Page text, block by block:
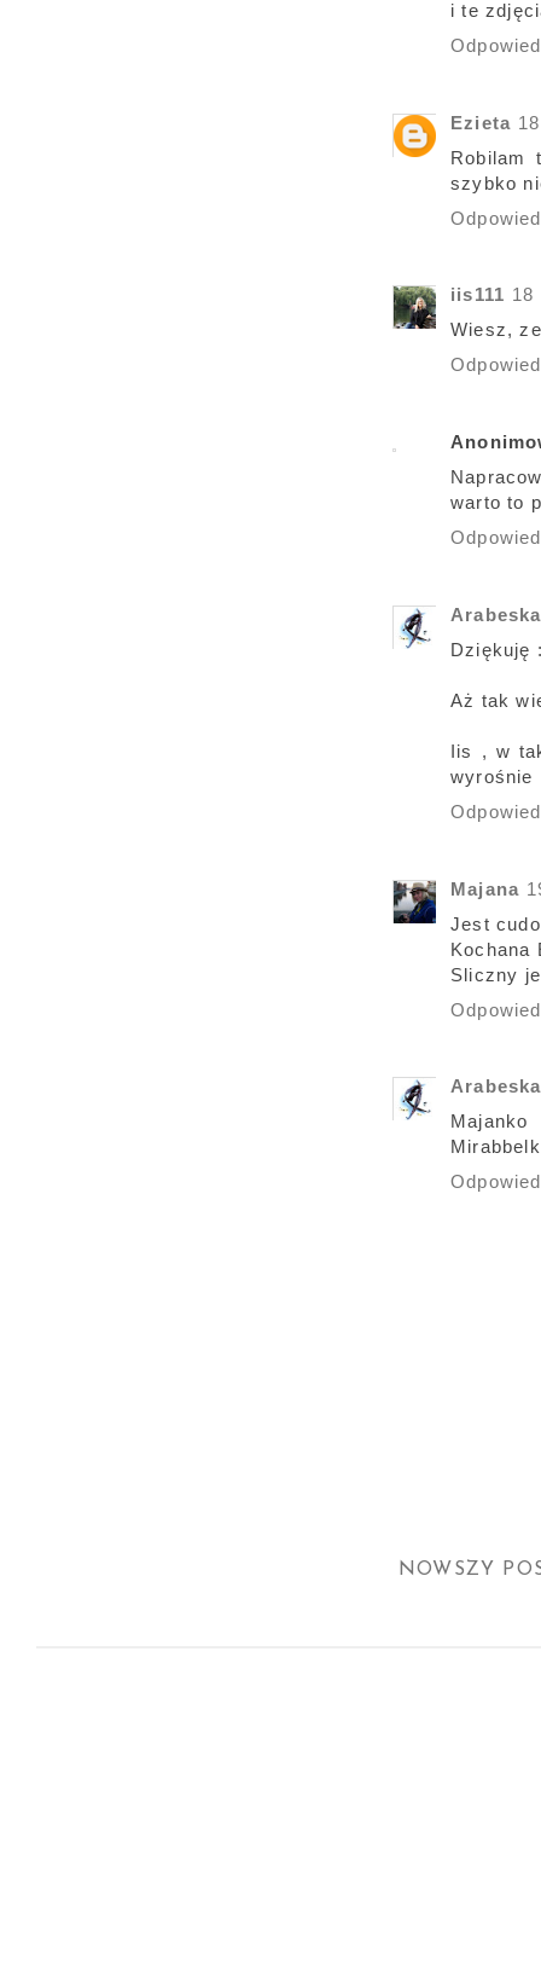
i te
Ezieta
Robilam
szybko
iis111 18
Wiesz,
warto to
Dziękuję
Aż tak
Iis , w
wyrośnie
Majana
Jest
Kochana
Sliczny
NOWSZY